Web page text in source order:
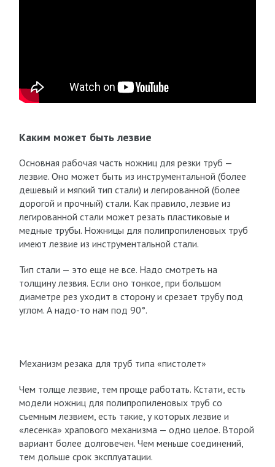
Каким может быть лезвие
Основная рабочая часть ножниц для резки труб —
лезвие. Оно может быть из инструментальной (более
дешевый и мягкий тип стали) и легированной (более
дорогой и прочный) стали. Как правило, лезвие из
легированной стали может резать пластиковые и
медные трубы. Ножницы для полипропиленовых труб
имеют лезвие из инструментальной стали.
Тип стали — это еще не все. Надо смотреть на
толщину лезвия. Если оно тонкое, при большом
диаметре рез уходит в сторону и срезает трубу под
углом. А надо-то нам под 90°.
Механизм резака для труб типа «пистолет»
Чем толще лезвие, тем проще работать. Кстати, есть
модели ножниц для полипропиленовых труб со
съемным лезвием, есть такие, у которых лезвие и
«лесенка» храпового механизма — одно целое. Второй
вариант более долговечен. Чем меньше соединений,
тем дольше срок эксплуатации.